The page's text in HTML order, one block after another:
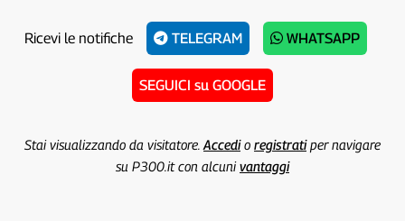
Ricevi le notifiche TELEGRAM WHATSAPP
SEGUICI su GOOGLE
Stai visualizzando da visitatore. Accedio registratiper navigare
su P300.it con alcunivantaggi